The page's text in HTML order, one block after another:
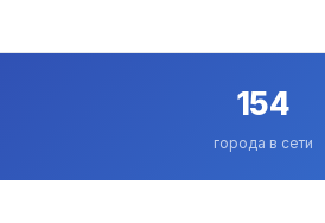
154
города в сети